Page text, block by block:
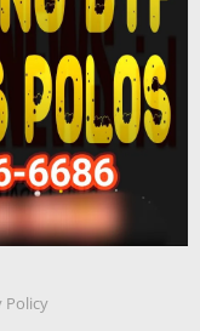
Policy